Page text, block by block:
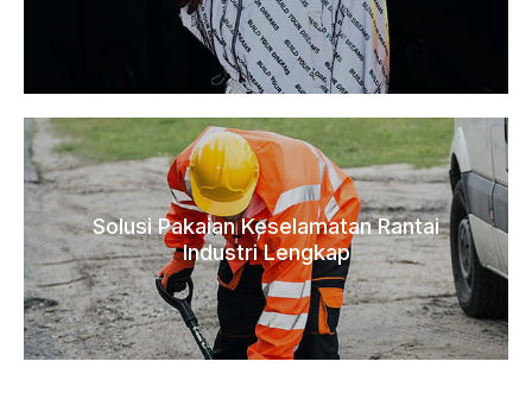
Solusi Pakaian Keselamatan Rantai
Industri Lengkap